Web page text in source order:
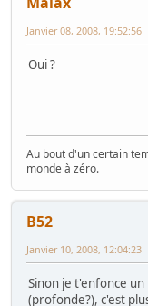
Janvier 08, 2008, 19:52:56
Oui ?
Au bout d'un certain
monde à zéro.
B52
Janvier 10, 2008, 12:04:23
Sinon je t'enfonce
(profonde?), c'est